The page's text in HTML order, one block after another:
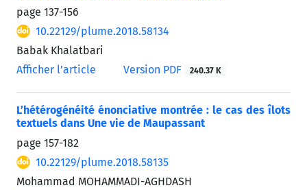
page 137-156
10.22129/plume.2018.58134
Babak Khalatbari
Afficher l’article
Version PDF 240.37 K
L’hétérogénéité énonciative montrée : le cas des îlots
textuels dans Une vie de Maupassant
page 157-182
10.22129/plume.2018.58135
Mohammad MOHAMMADI-AGHDASH